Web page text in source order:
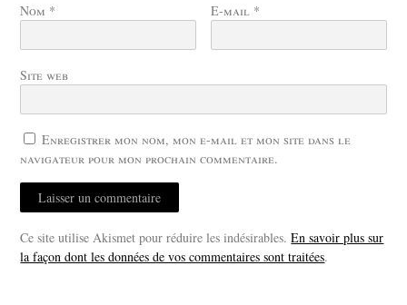
Nom * E-mail *
Site web
Enregistrer mon nom, mon e-mail et mon site dans le
navigateur pour mon prochain commentaire.
Ce site utilise Akismet pour réduire les indésirables.En savoir plus sur
la façon dont les données de vos commentaires sont traitées.